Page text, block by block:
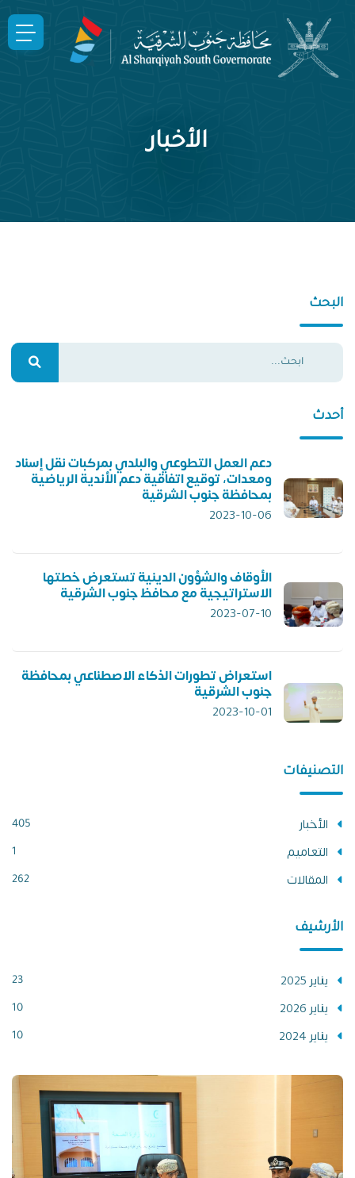
الأخبار
البحث
أحدث
دعم العمل التطوعي والبلدي بمركبات نقل إسناد
ومعدات، توقيع اتفاقية دعم الأندية الرياضية
بمحافظة جنوب الشرقية
2023-10-06
الأوقاف والشؤون الدينية تستعرض خطتها
الاستراتيجية مع محافظ جنوب الشرقية
2023-07-10
استعراض تطورات الذكاء الاصطناعي بمحافظة
جنوب الشرقية
2023-10-01
التصنيفات
الأخبار 405
التعاميم 1
المقالات 262
الأرشيف
يناير 2025 23
يناير 2026 10
يناير 2024 10